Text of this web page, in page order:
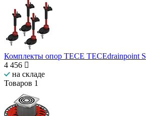
Комплекты опор TECE TECEdrainpoint S
4 456
на складе
Товаров 1